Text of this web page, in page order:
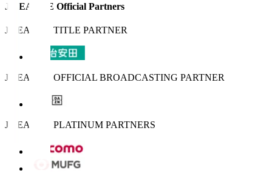
J.LEAGUE Official Partners
J.LEAGUE TITLE PARTNER
J.LEAGUE OFFICIAL BROADCASTING PARTNER
J.LEAGUE PLATINUM PARTNERS